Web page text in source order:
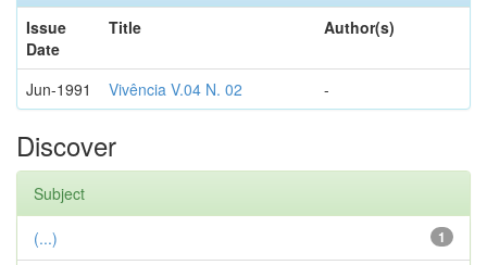
Issue
Date
Title Author(s)
Jun-1991 Vivência V.04 N. 02 -
Discover
Subject
1
(...)